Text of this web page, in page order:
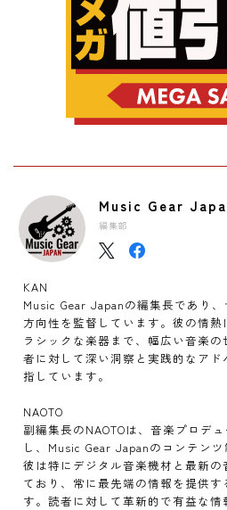
Music Gear
編集部
KAN
Music Gear Japanの編集長であり
方向性を監督しています。彼の情
ラシックな楽器まで、幅広い音楽
者に対して深い洞察と実践的なアド
指しています。
NAOTO
副編集長のNAOTOは、音楽プロデ
し、Music Gear Japanのコンテンツ
彼は特にデジタル音楽機材と最新の
ており、常に最先端の情報を提供す
す。読者に対して革新的で有益な情